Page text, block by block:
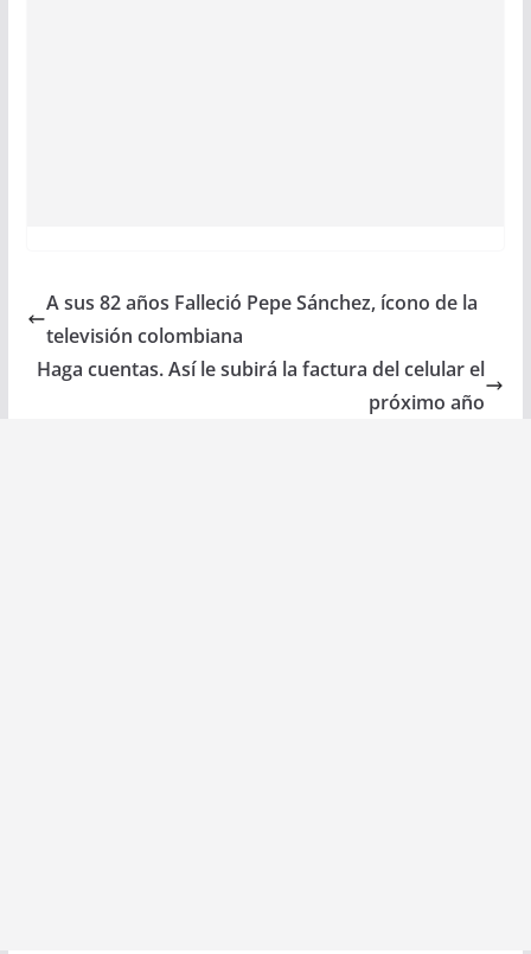
A sus 82 años Falleció Pepe Sánchez, ícono de la
televisión colombiana
Haga cuentas. Así le subirá la factura del celular el
próximo año